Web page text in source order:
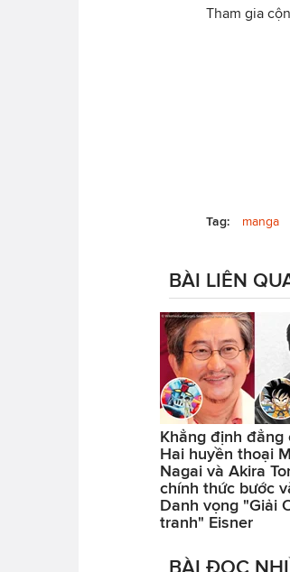
Tham gia
Tag: manga
BÀI LIÊN
Khẳng định đẳng
Hai huyền thoại
Nagai và Akira
chính thức bước
Danh vọng "Giải
tranh" Eisner
BÀI ĐỌC